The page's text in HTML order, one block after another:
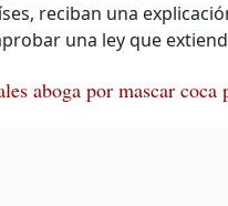
reciban una
una ley que
aboga por mascar coca